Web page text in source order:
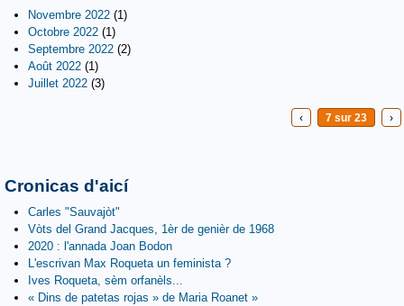
Novembre 2022 (1)
Octobre 2022 (1)
Septembre 2022 (2)
Août 2022 (1)
Juillet 2022 (3)
‹ 7 sur 23 ›
Cronicas d'aicí
Carles "Sauvajòt"
Vòts del Grand Jacques, 1èr de genièr de 1968
2020 : l'annada Joan Bodon
L'escrivan Max Roqueta un feminista ?
Ives Roqueta, sèm orfanèls...
« Dins de patetas rojas » de Maria Roanet »